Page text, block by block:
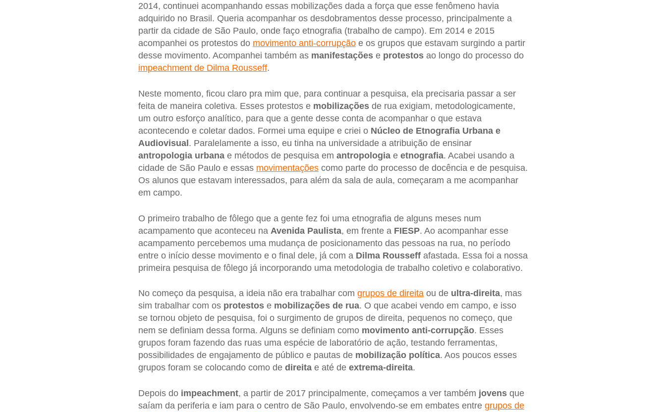
2014, continuei acompanhando essas mobilizações dada a força que esse fenômeno havia
adquirido no Brasil. Queria acompanhar os desdobramentos desse processo, principalmente a
partir da cidade de São Paulo, onde faço etnografia (trabalho de campo). Em 2014 e 2015
acompanhei os protestos do movimento anti-corrupçãoe os grupos que estavam surgindo a partir
desse movimento. Acompanhei também as manifestaçõese protestosao longo do processo do
impeachment de Dilma Rousseff.
Neste momento, ficou claro pra mim que, para continuar a pesquisa, ela precisaria passar a ser
feita de maneira coletiva. Esses protestos e mobilizaçõesde rua exigiam, metodologicamente,
um outro esforço analítico, para que a gente desse conta de acompanhar o que estava
acontecendo e coletar dados. Formei uma equipe e criei o Núcleo de Etnografia Urbana e
Audiovisual . Paralelamente a isso, eu tinha na universidade a atribuição de ensinar
antropologia urbanae métodos de pesquisa em antropologiae etnografia. Acabei usando a
cidade de São Paulo e essas movimentaçõescomo parte do processo de docência e de pesquisa.
Os alunos que estavam interessados, para além da sala de aula, começaram a me acompanhar
em campo.
O primeiro trabalho de fôlego que a gente fez foi uma etnografia de alguns meses num
acampamento que aconteceu na Avenida Paulista, em frente a FIESP. Ao acompanhar esse
acampamento percebemos uma mudança de posicionamento das pessoas na rua, no período
entre o início desse movimento e o final dele, já com a Dilma Rousseffafastada. Essa foi a nossa
primeira pesquisa de fôlego já incorporando uma metodologia de trabalho coletivo e colaborativo.
No começo da pesquisa, a ideia não era trabalhar com grupos de direitaou deultra-direita, mas
sim trabalhar com os protestose mobilizações de rua. O que acabei vendo em campo, e isso
se tornou objeto de pesquisa, foi o surgimento de grupos de direita, pequenos no começo, que
nem se definiam dessa forma. Alguns se definiam como movimento anti-corrupção. Esses
grupos foram fazendo das ruas uma espécie de laboratório de ação, testando ferramentas,
possibilidades de engajamento de público e pautas de mobilização política. Aos poucos esses
grupos foram se colocando como de direitae até de extrema-direita.
Depois do impeachment, a partir de 2017 principalmente, começamos a ver também jovensque
saíam da periferia e iam para o centro de São Paulo, envolvendo-se em embates entre grupos de